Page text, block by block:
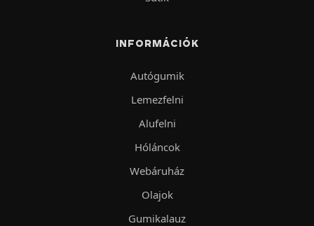
INFORMÁCIÓK
Autógumik
Lemezfelni
Alufelni
Hóláncok
Webáruház
Olajok
Gumikalauz